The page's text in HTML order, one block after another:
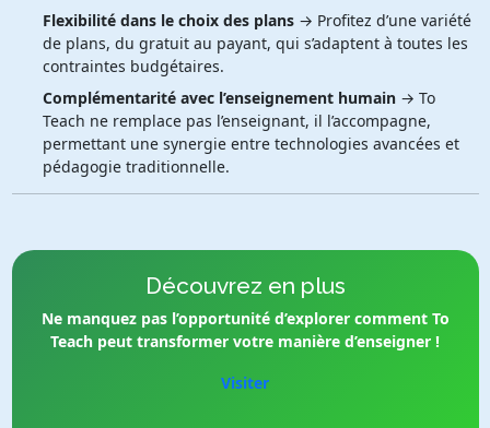
Flexibilité dans le choix des plans→ Profitez d’une variété
de plans, du gratuit au payant, qui s’adaptent à toutes les
contraintes budgétaires.
Complémentarité avec l’enseignement humain→ To
Teach ne remplace pas l’enseignant, il l’accompagne,
permettant une synergie entre technologies avancées et
pédagogie traditionnelle.
Découvrez en plus
Ne manquez pas l’opportunité d’explorer comment To
Teach peut transformer votre manière d’enseigner !
Visiter